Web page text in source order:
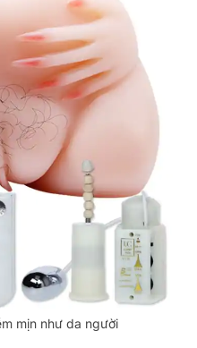
mịn như da người